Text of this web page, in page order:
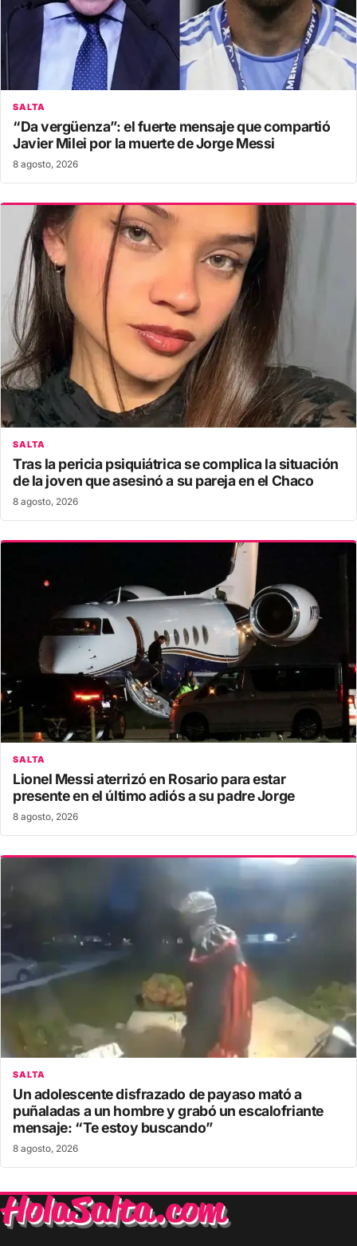
SALTA
“Da vergüenza”: el fuerte mensaje que compartió
Javier Milei por la muerte de Jorge Messi
8 agosto, 2026
SALTA
Tras la pericia psiquiátrica se complica la situación
de la joven que asesinó a su pareja en el Chaco
8 agosto, 2026
SALTA
Lionel Messi aterrizó en Rosario para estar
presente en el último adiós a su padre Jorge
8 agosto, 2026
SALTA
Un adolescente disfrazado de payaso mató a
puñaladas a un hombre y grabó un escalofriante
mensaje: “Te estoy buscando”
8 agosto, 2026